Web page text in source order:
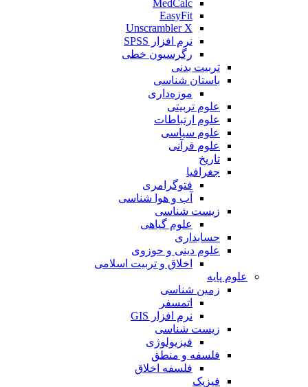
MedCalc
EasyFit
Unscrambler X
نرم افزار SPSS
رگرسیون خطی
تربیت بدنی
باستان شناسی
موزه‌داری
علوم تربیتی
علوم ارتباطات
علوم سیاسی
علوم قرآنی
تاریخ
جغرافیا
فتوگرامری
آب و هوا شناسی
زیست شناسی
علوم گیاهی
حسابداری
علوم دینی و حوزوی
اخلاق و تربیت اسلامی
علوم پایه
زمین شناسی
اتمسفر
نرم افزار GIS
زیست شناسی
فیزیولوژی
فلسفه و منطق
فلسفه اخلاق
فیزیک